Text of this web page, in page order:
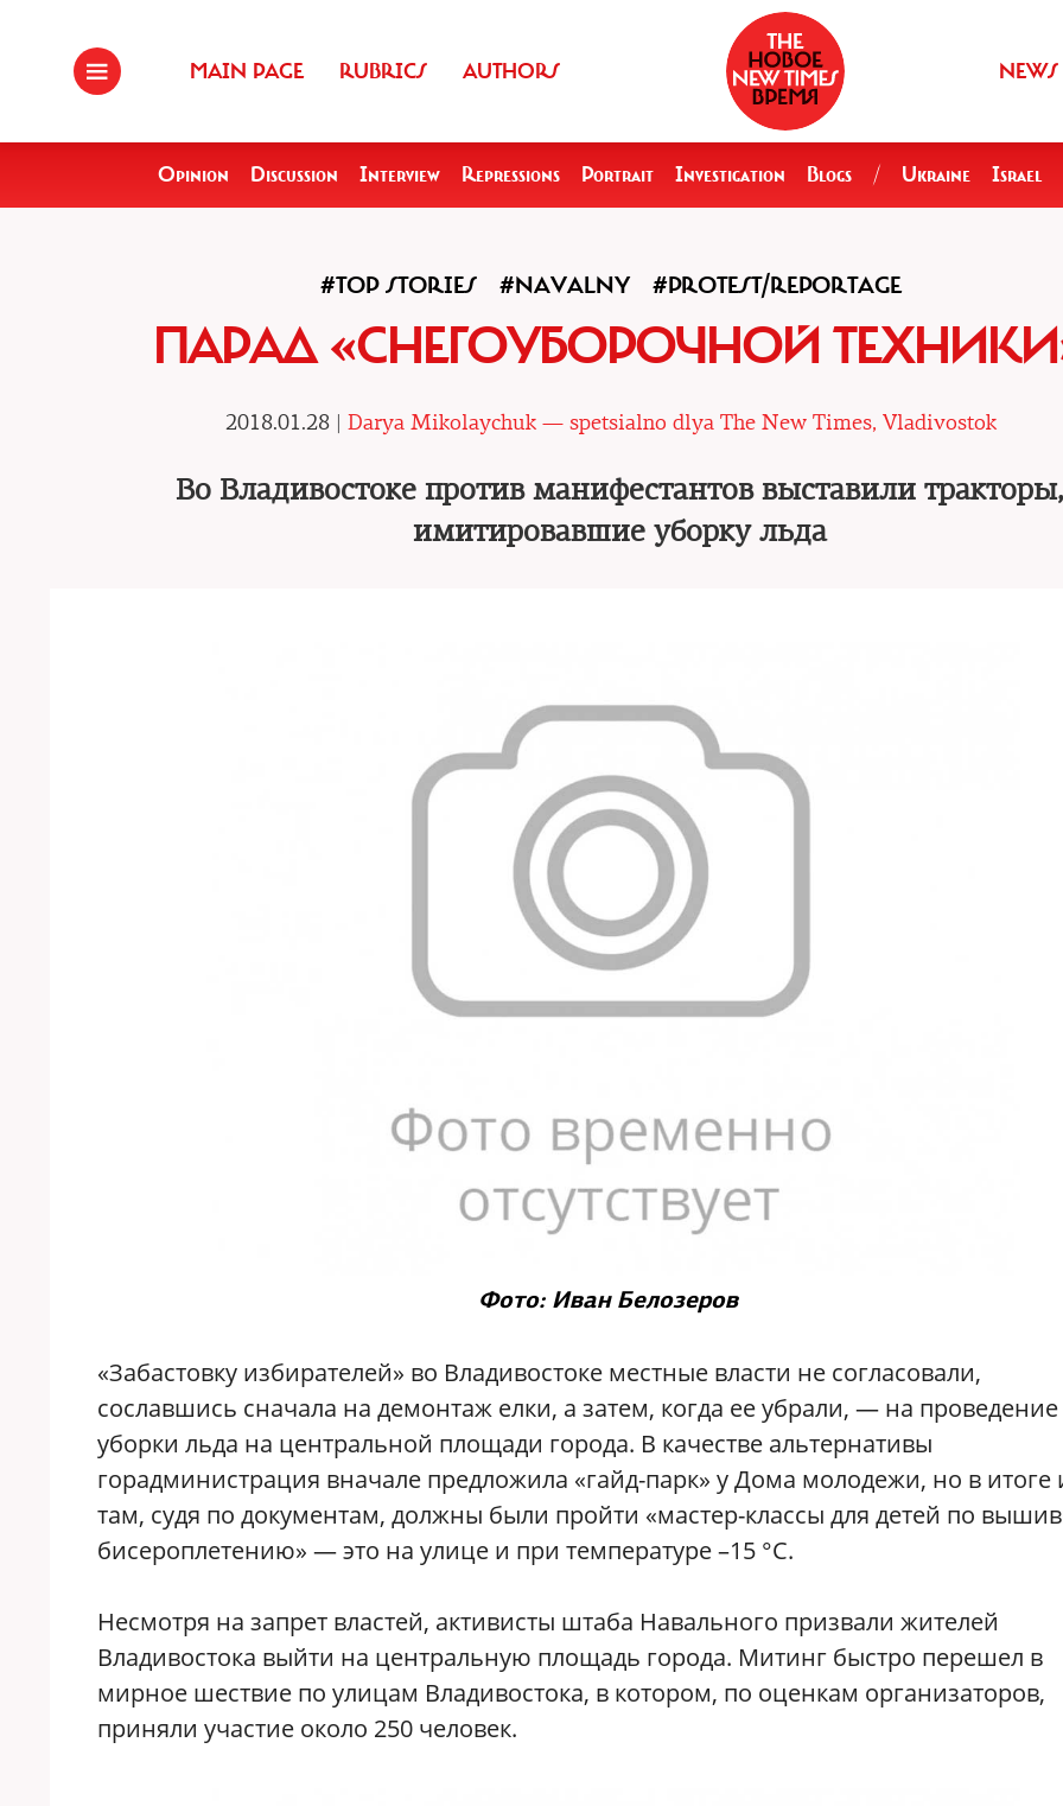
MAIN PAGE RUBRICS AUTHORS NEWS
Opinion Discussion Interview Repressions Portrait Investigation Blogs / Ukraine Israel
#TOP STORIES #NAVALNY #PROTEST/REPORTAGE
ПАРАД «СНЕГОУБОРОЧНОЙ
2018.01.28 | Darya Mikolaychuk — spetsialno dlya The New Times, Vladivostok
Во Владивостоке против манифестантов выставили тракторы,
имитировавшие уборку льда
Фото: Иван Белозеров
«Забастовку избирателей» во Владивостоке местные власти не согласовали,
сославшись сначала на демонтаж елки, а затем, когда ее убрали, — на проведение
уборки льда на центральной площади города. В качестве альтернативы
горадминистрация вначале предложила «гайд-парк» у Дома молодежи, но в итоге
там, судя по документам, должны были пройти «мастер-классы для детей по
бисероплетению» — это на улице и при температуре –15 °С.
Несмотря на запрет властей, активисты штаба Навального призвали жителей
Владивостока выйти на центральную площадь города. Митинг быстро перешел в
мирное шествие по улицам Владивостока, в котором, по оценкам организаторов,
приняли участие около 250 человек.